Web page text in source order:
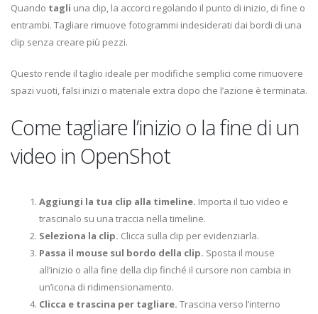
Quando tagli una clip, la accorci regolando il punto di inizio, di fine o
entrambi. Tagliare rimuove fotogrammi indesiderati dai bordi di una
clip senza creare più pezzi.
Questo rende il taglio ideale per modifiche semplici come rimuovere
spazi vuoti, falsi inizi o materiale extra dopo che l’azione è terminata.
Come tagliare l’inizio o la fine di un
video in OpenShot
Aggiungi la tua clip alla timeline. Importa il tuo video e
trascinalo su una traccia nella timeline.
Seleziona la clip. Clicca sulla clip per evidenziarla.
Passa il mouse sul bordo della clip. Sposta il mouse
all’inizio o alla fine della clip finché il cursore non cambia in
un’icona di ridimensionamento.
Clicca e trascina per tagliare. Trascina verso l’interno